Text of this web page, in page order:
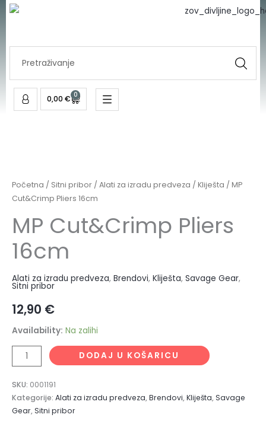
Skip
0,00 € 0
Cart
Početna / Sitni pribor / Alati za izradu predveza / Kliješta / MP
Cut&Crimp Pliers 16cm
MP Cut&Crimp Pliers
16cm
Alati za izradu predveza, Brendovi, Kliješta, Savage Gear,
Sitni pribor
12,90 €
Availability: Na zalihi
Pliers
16cm
DODAJ U KOŠARICU
SKU: 0001191
Kategorije: Alati za izradu predveza,Brendovi,Kliješta,Savage
Gear,Sitni pribor
16cm